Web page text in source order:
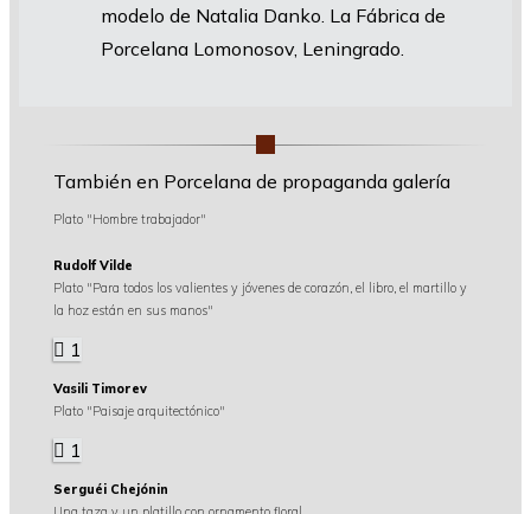
modelo de Natalia Danko. La Fábrica de
Porcelana Lomonosov, Leningrado.
También en Porcelana de propaganda galería
Plato "Hombre trabajador"
Rudolf Vilde
Plato "Para todos los valientes y jóvenes de corazón, el libro, el martillo y
la hoz están en sus manos"
1
Vasili Timorev
Plato "Paisaje arquitectónico"
1
Serguéi Chejónin